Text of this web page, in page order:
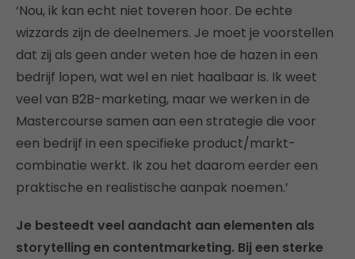
‘Nou, ik kan echt niet toveren hoor. De echte
wizzards zijn de deelnemers. Je moet je voorstellen
dat zij als geen ander weten hoe de hazen in een
bedrijf lopen, wat wel en niet haalbaar is. Ik weet
veel van B2B-marketing, maar we werken in de
Mastercourse samen aan een strategie die voor
een bedrijf in een specifieke product/markt-
combinatie werkt. Ik zou het daarom eerder een
praktische en realistische aanpak noemen.’
Je besteedt veel aandacht aan elementen als
storytelling en contentmarketing. Bij een sterke